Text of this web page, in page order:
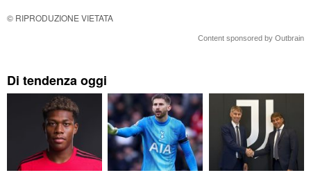
© RIPRODUZIONE VIETATA
Content sponsored by Outbrain
Di tendenza oggi